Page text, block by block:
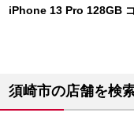
iPhone 13 Pro 128GB
須崎市の店舗を検